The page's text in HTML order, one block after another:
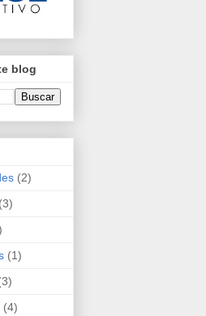
blog
(2)
(3)
(1)
(4)